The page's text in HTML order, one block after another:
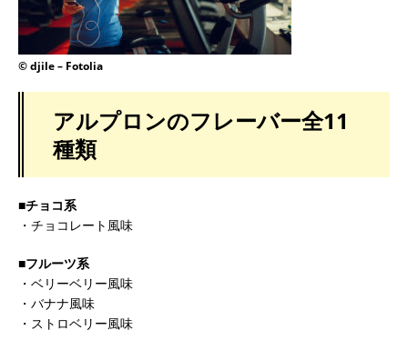
© djile – Fotolia
アルプロンのフレーバー全11
種類
■チョコ系
・チョコレート風味
■フルーツ系
・ベリーベリー風味
・バナナ風味
・ストロベリー風味